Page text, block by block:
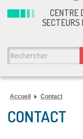
CENTRE
SECTEURS
FORMULAIRE DE
Accueil Contact
CONTACT